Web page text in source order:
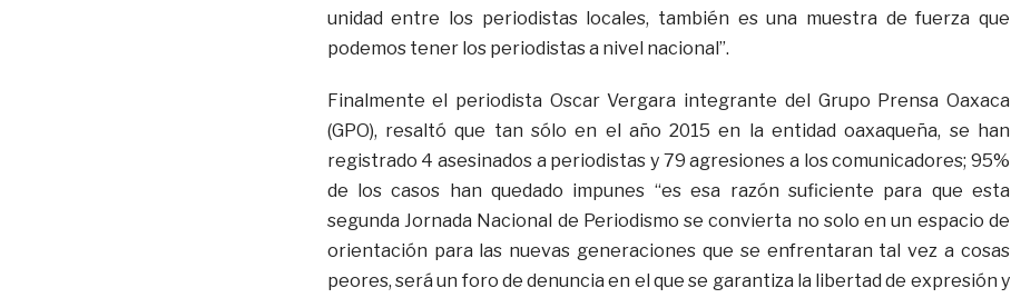
unidad entre los periodistas locales, también es una muestra de fuerza que
podemos tener los periodistas a nivel nacional”.
Finalmente el periodista Oscar Vergara integrante del Grupo Prensa Oaxaca
(GPO), resaltó que tan sólo en el año 2015 en la entidad oaxaqueña, se han
registrado 4 asesinados a periodistas y 79 agresiones a los comunicadores; 95%
de los casos han quedado impunes “es esa razón suficiente para que esta
segunda Jornada Nacional de Periodismo se convierta no solo en un espacio de
orientación para las nuevas generaciones que se enfrentaran tal vez a cosas
peores, será un foro de denuncia en el que se garantiza la libertad de expresión y